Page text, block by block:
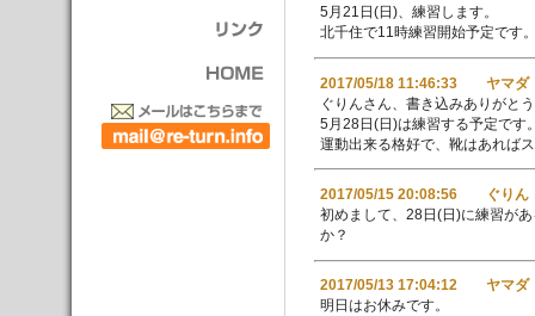
5月21日(日)、練習します。
北千住で11時練習開始予定です
2017/05/18 11:46:33 ヤマダ
ぐりんさん、書き込みありがと
5月28日(日)は練習する予定です
運動出来る格好で、靴はあれば
2017/05/15 20:08:56 ぐりん
初めまして、28日(日)に練習が
か？
2017/05/13 17:04:12 ヤマダ
明日はお休みです。